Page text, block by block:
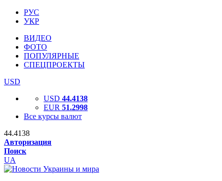
РУС
УКР
ВИДЕО
ФОТО
ПОПУЛЯРНЫЕ
СПЕЦПРОЕКТЫ
USD
USD 44.4138
EUR 51.2998
Все курсы валют
44.4138
Авторизация
Поиск
UA